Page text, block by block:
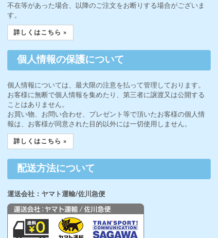
不在等があった場合、以降のご注文をお断りする場合がございま
す。
詳しくはこちら »
個人情報の保護について
個人情報については、最大限の注意を払って管理しております。
お客様に無断で個人情報を集めたり、第三者に譲渡又は公開する
ことはありません。
お買い物、お問い合わせ、プレゼント等で頂いたお客様の個人情
報は、お客様が同意された目的以外には一切使用しません。
詳しくはこちら »
配送方法について
運送会社：ヤマト運輸/佐川急便